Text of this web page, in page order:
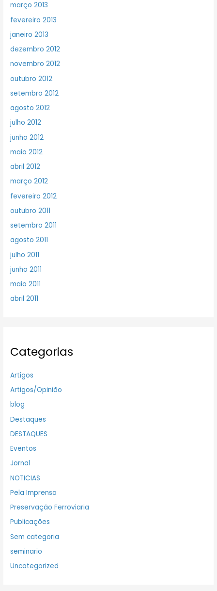
março 2013
fevereiro 2013
janeiro 2013
dezembro 2012
novembro 2012
outubro 2012
setembro 2012
agosto 2012
julho 2012
junho 2012
maio 2012
abril 2012
março 2012
fevereiro 2012
outubro 2011
setembro 2011
agosto 2011
julho 2011
junho 2011
maio 2011
abril 2011
Categorias
Artigos
Artigos/Opinião
blog
Destaques
DESTAQUES
Eventos
Jornal
NOTICIAS
Pela Imprensa
Preservação Ferroviaria
Publicações
Sem categoria
seminario
Uncategorized